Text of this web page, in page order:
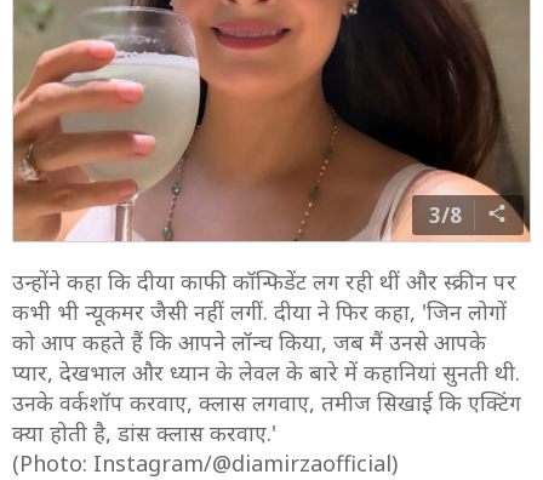
3/8
उन्होंने कहा कि दीया काफी कॉन्फिडेंट लग रही थीं और स्क्रीन पर
कभी भी न्यूकमर जैसी नहीं लगीं. दीया ने फिर कहा, 'जिन लोगों
को आप कहते हैं कि आपने लॉन्च किया, जब मैं उनसे आपके
प्यार, देखभाल और ध्यान के लेवल के बारे में कहानियां सुनती थी.
उनके वर्कशॉप करवाए, क्लास लगवाए, तमीज सिखाई कि एक्टिंग
क्या होती है, डांस क्लास करवाए.'
(Photo: Instagram/@diamirzaofficial)